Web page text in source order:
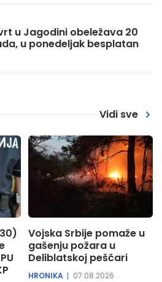
u Jagodini obeležava 20
u ponedeljak besplatan
Vidi sve
Vojska Srbije pomaže u
gašenju požara u
Deliblatskoj peščari
HRONIKA 07.08.2026